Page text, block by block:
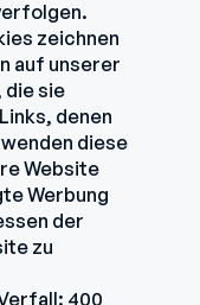
zeichnen
auf unserer
die sie
denen
diese
Website
Werbung
der
zu
400